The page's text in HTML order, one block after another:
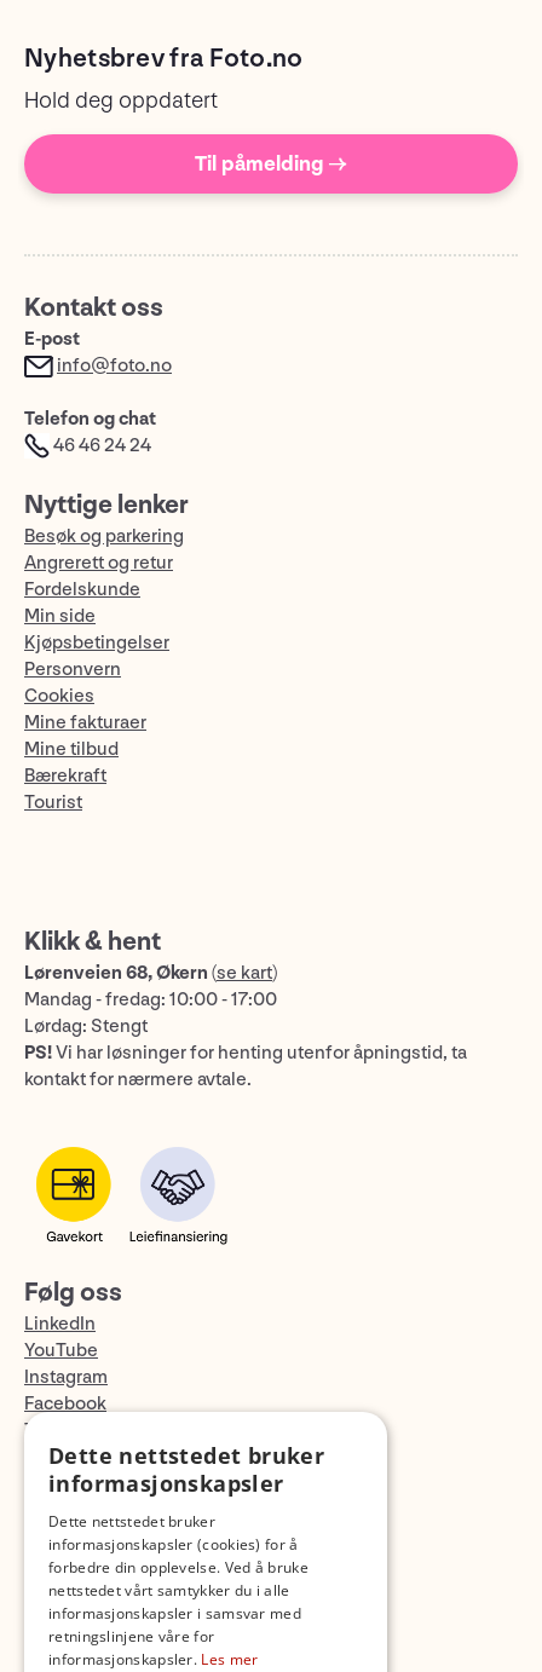
Nyhetsbrev fra Foto.no
Hold deg oppdatert
Til påmelding →
Kontakt oss
E-post
info@foto.no
Telefon og chat
46 46 24 24
Nyttige lenker
Besøk og parkering
Angrerett og retur
Fordelskunde
Min side
Kjøpsbetingelser
Personvern
Cookies
Mine fakturaer
Mine tilbud
Bærekraft
Tourist
Klikk & hent
Lørenveien 68, Økern (se kart)
Mandag - fredag: 10:00 - 17:00
Lørdag: Stengt
PS!Vi har løsninger for henting utenfor åpningstid, ta
kontakt for nærmere avtale.
Følg oss
LinkedIn
YouTube
Instagram
Facebook
TikTok
Fotopodden
Dette nettstedet bruker
informasjonskapsler
Dette nettstedet bruker
informasjonskapsler (cookies) for å
forbedre din opplevelse. Ved å bruke
nettstedet vårt samtykker du i alle
informasjonskapsler i samsvar med
retningslinjene våre for
informasjonskapsler. Les mer